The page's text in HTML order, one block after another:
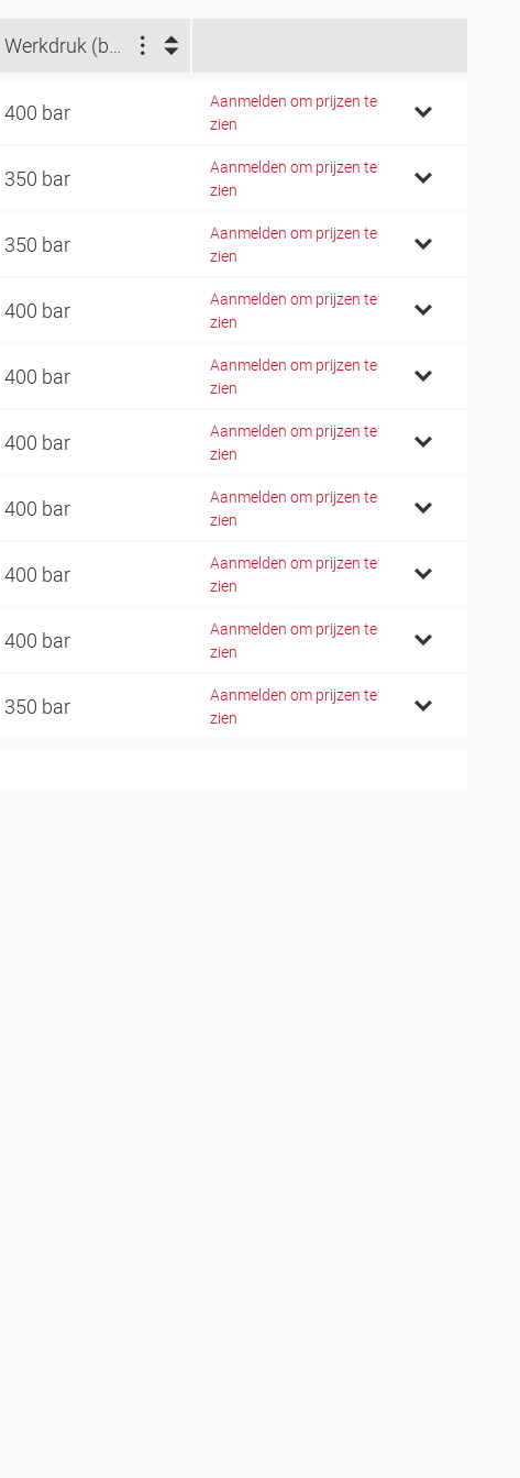
Werkdruk (bar)
400 bar
Aanmelden om prijzen te
zien
350 bar
Aanmelden om prijzen te
zien
350 bar
Aanmelden om prijzen te
zien
400 bar
Aanmelden om prijzen te
zien
400 bar
Aanmelden om prijzen te
zien
400 bar
Aanmelden om prijzen te
zien
400 bar
Aanmelden om prijzen te
zien
400 bar
Aanmelden om prijzen te
zien
400 bar
Aanmelden om prijzen te
zien
350 bar
Aanmelden om prijzen te
zien